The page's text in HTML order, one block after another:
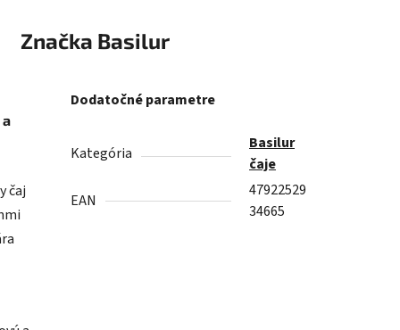
Značka Basilur
a
čaj
Dodatočné parametre
Kategória
Basilur
čaje
EAN
47922529
34665